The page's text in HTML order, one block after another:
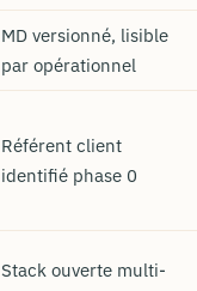
MD versionné, lisible
par opérationnel
Référent client
identifié phase 0
Stack ouverte multi-